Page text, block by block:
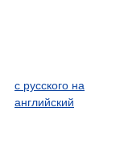
с русского на
английский